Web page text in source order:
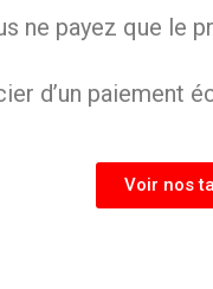
ne payez que le
d’un paiement
Voir nos